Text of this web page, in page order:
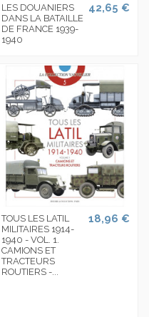
LES DOUANIERS
DANS LA BATAILLE
DE FRANCE 1939-
1940
42,65 €
TOUS LES LATIL
MILITAIRES 1914-
1940 - VOL. 1.
CAMIONS ET
TRACTEURS
ROUTIERS -...
18,96 €